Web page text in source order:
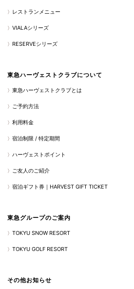
レストランメニュー
VIALAシリーズ
RESERVEシリーズ
東急ハーヴェストクラブについて
東急ハーヴェストクラブとは
ご予約方法
利用料金
宿泊制限 / 特定期間
ハーヴェストポイント
ご友人のご紹介
宿泊ギフト券｜HARVEST GIFT TICKET
東急グループのご案内
TOKYU SNOW RESORT
TOKYU GOLF RESORT
その他お知らせ